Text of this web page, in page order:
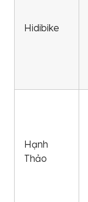
Hidibike
Hạnh
Thảo